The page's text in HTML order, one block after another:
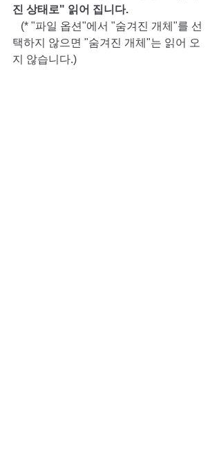
진 상태로" 읽어 집니다.
택하지 않으면 "숨겨진 개체"는 읽어 오
지 않습니다.)